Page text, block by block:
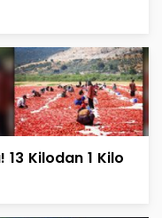
13 Kilodan 1 Kilo